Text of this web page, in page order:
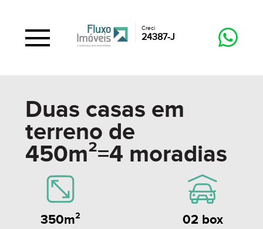
Creci
24387-J
Duas casas em
terreno de
450m²=4 moradias
350m² 02 box